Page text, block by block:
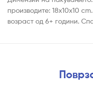
производите: 18x10x10
возраст од 6+ години.